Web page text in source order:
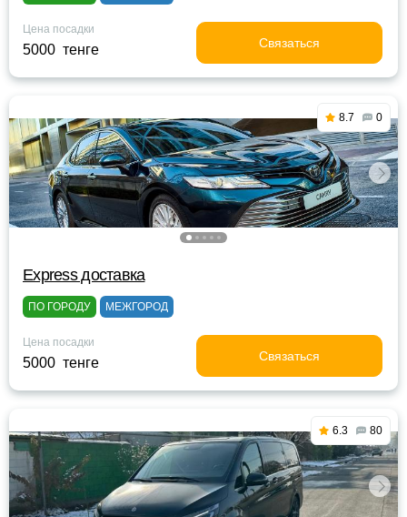
Цена посадки
5000 тенге Связаться
8.7 0
Express доставка
ПО ГОРОДУ МЕЖГОРОД
Цена посадки
5000 тенге Связаться
6.3 80